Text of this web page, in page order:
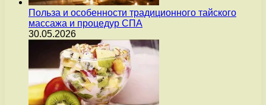
Польза и особенности традиционного тайского
массажа и процедур СПА
30.05.2026